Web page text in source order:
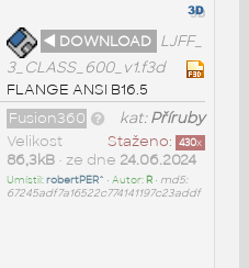
◄ DOWNLOAD LJFF_
3_CLASS_600_v1.f3d
FLANGE ANSI B16.5
kat:Příruby
Fusion360
Staženo: 430x
Velikost
86,3kB• ze dne 24.06.2024
Umístil:robertPER^ • Autor: R• md5:
67245adf7a16522c774141197c23addf